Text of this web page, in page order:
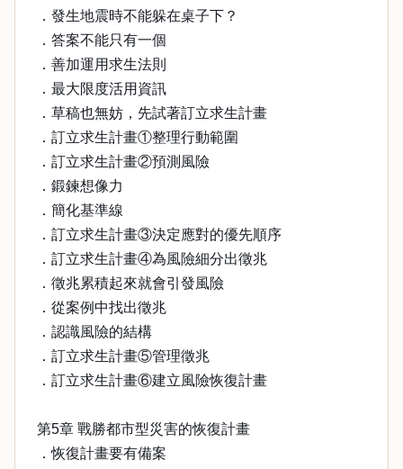
．發生地震時不能躲在桌子下？
．答案不能只有一個
．善加運用求生法則
．最大限度活用資訊
．草稿也無妨，先試著訂立求生計畫
．訂立求生計畫①整理行動範圍
．訂立求生計畫②預測風險
．鍛鍊想像力
．簡化基準線
．訂立求生計畫③決定應對的優先順序
．訂立求生計畫④為風險細分出徵兆
．徵兆累積起來就會引發風險
．從案例中找出徵兆
．認識風險的結構
．訂立求生計畫⑤管理徵兆
．訂立求生計畫⑥建立風險恢復計畫
第5章 戰勝都市型災害的恢復計畫
．恢復計畫要有備案